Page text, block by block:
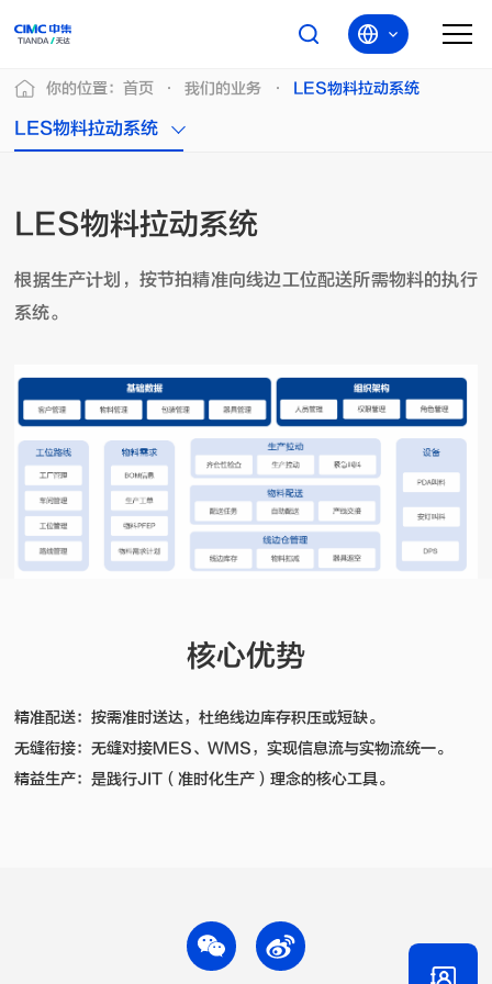
LES物料拉动系统
你的位置：首页 我们的业务 LES物料拉动系统
LES物料拉动系统
根据生产计划，按节拍精准向线边工位配送所需物料的执行
系统。
核心优势
精准配送：按需准时送达，杜绝线边库存积压或短缺。
无缝衔接：无缝对接MES、WMS，实现信息流与实物流统一。
精益生产：是践行JIT（准时化生产）理念的核心工具。